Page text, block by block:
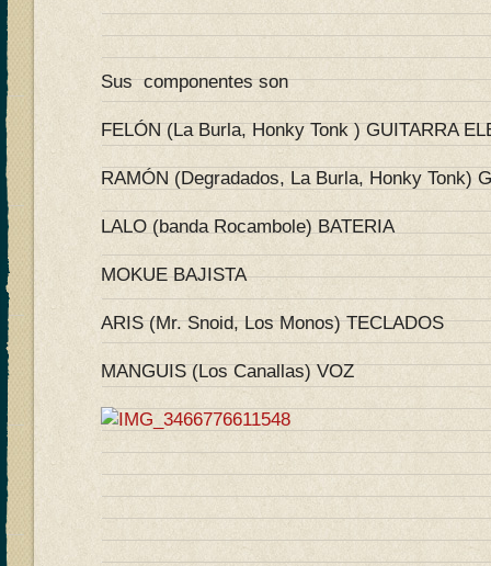
Sus componentes son
FELÓN (La Burla, Honky Tonk ) GUITARRA
RAMÓN (Degradados, La Burla, Honky Tonk)
LALO (banda Rocambole) BATERIA
MOKUE BAJISTA
ARIS (Mr. Snoid, Los Monos) TECLADOS
MANGUIS (Los Canallas) VOZ